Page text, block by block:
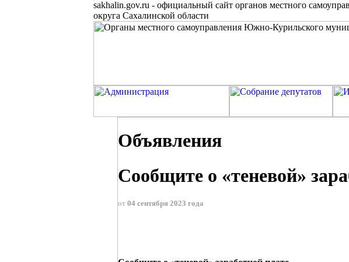
sakhalin.gov.ru - официальный сайт органов местного
округа Сахалинской области
Объявления
Сообщите о «теневой»
от 04 сентября 2023 года